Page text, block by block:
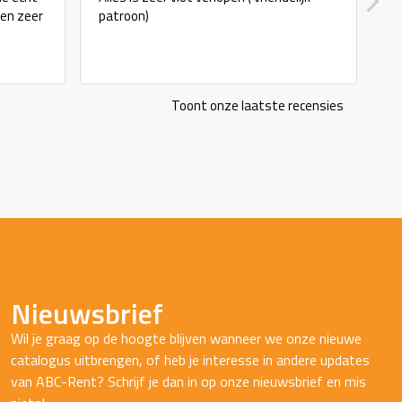
zeer
patroon)
Toont onze laatste recensies
Nieuwsbrief
Wil je graag op de hoogte blijven wanneer we onze nieuwe
catalogus uitbrengen, of heb je interesse in andere updates
van ABC-Rent? Schrijf je dan in op onze nieuwsbrief en mis